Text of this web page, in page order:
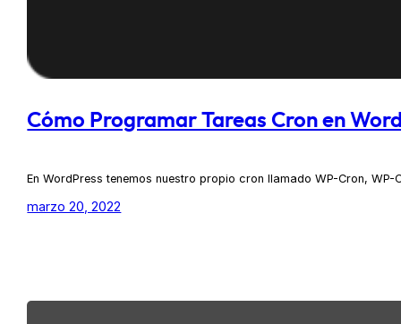
Cómo Programar Tareas Cron en
En WordPress tenemos nuestro propio cron llamado WP-Cron,
marzo 20, 2022